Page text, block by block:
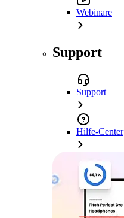
Webinare
Support
Support
Hilfe-Center